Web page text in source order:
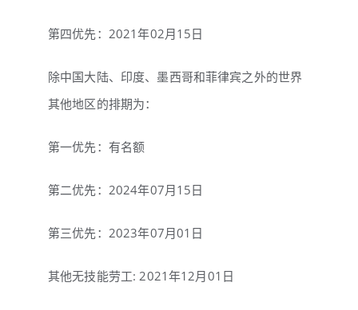
第四优先：2021年02月15日
除中国大陆、印度、墨西哥和菲律宾之外的世界
其他地区的排期为：
第一优先：有名额
第二优先：2024年07月15日
第三优先：2023年07月01日
其他无技能劳工: 2021年12月01日